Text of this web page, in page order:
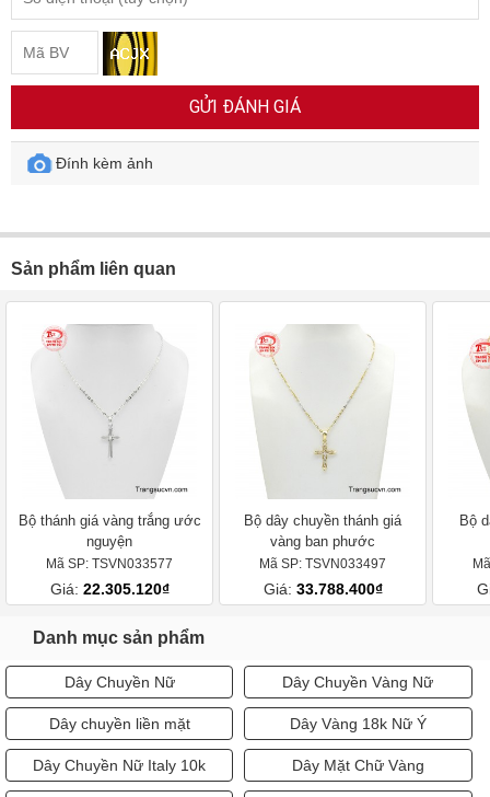
GỬI ĐÁNH GIÁ
Đính kèm ảnh
Sản phẩm liên quan
Bộ thánh giá vàng trắng ước
nguyện
Mã SP: TSVN033577
Giá: 22.305.120₫
Bộ dây chuyền thánh giá
vàng ban phước
Mã SP: TSVN033497
Giá: 33.788.400₫
Bộ
Danh mục sản phẩm
Dây Chuyền Nữ Dây Chuyền Vàng Nữ
Dây chuyền liền mặt Dây Vàng 18k Nữ Ý
Dây Chuyền Nữ Italy 10k Dây Mặt Chữ Vàng